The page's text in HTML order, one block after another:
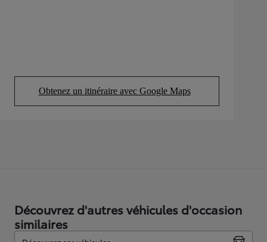
Obtenez un itinéraire avec Google Maps
(Opens in new tab)
Découvrez d'autres véhicules d'occasion
similaires